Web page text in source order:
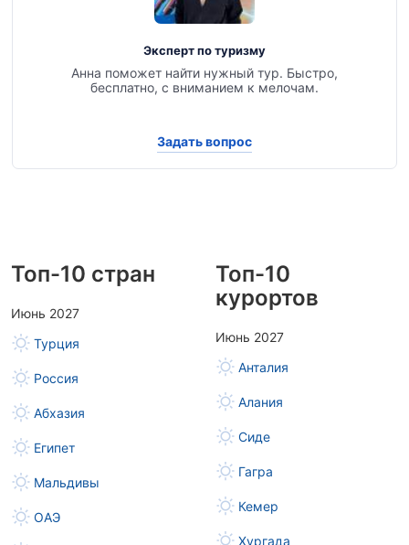
Эксперт по туризму
Анна поможет найти нужный тур. Быстро,
бесплатно, с вниманием к мелочам.
Задать вопрос
Топ-10 стран
Июнь 2027
Турция
Россия
Абхазия
Египет
Мальдивы
ОАЭ
Топ-10
курортов
Июнь 2027
Анталия
Алания
Сиде
Гагра
Кемер
Хургада